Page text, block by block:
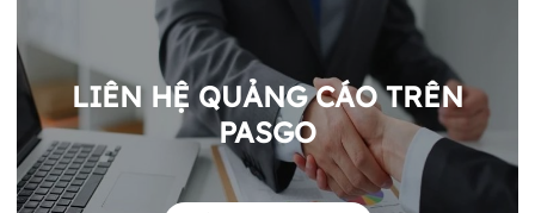
LIÊN HỆ QUẢNG CÁO TRÊN
PASGO